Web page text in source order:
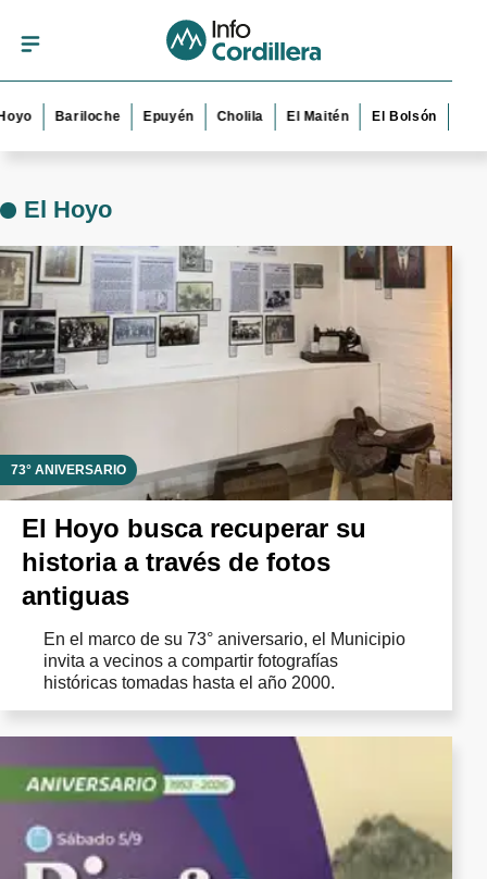
Epuyén Cholila El Maitén El Bolsón Esquel
El Hoyo
73° ANIVERSARIO
El Hoyo busca recuperar su
historia a través de fotos
antiguas
En el marco de su 73° aniversario, el Municipio
invita a vecinos a compartir fotografías
históricas tomadas hasta el año 2000.